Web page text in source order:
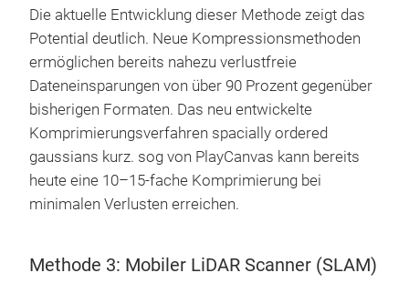
Die aktuelle Entwicklung dieser Methode zeigt das
Potential deutlich. Neue Kompressionsmethoden
ermöglichen bereits nahezu verlustfreie
Dateneinsparungen von über 90 Prozent gegenüber
bisherigen Formaten. Das neu entwickelte
Komprimierungsverfahren spacially ordered
gaussians kurz. sog von PlayCanvas kann bereits
heute eine 10–15-fache Komprimierung bei
minimalen Verlusten erreichen.
Methode 3: Mobiler LiDAR Scanner (SLAM)